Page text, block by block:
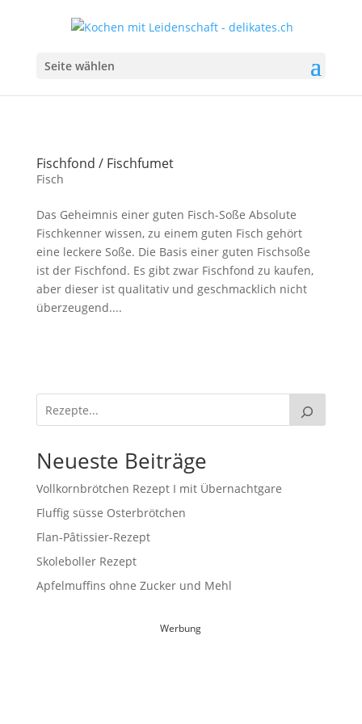
Seite wählen
Fischfond / Fischfumet
Fisch
Das Geheimnis einer guten Fisch-Soße Absolute
Fischkenner wissen, zu einem guten Fisch gehört
eine leckere Soße. Die Basis einer guten Fischsoße
ist der Fischfond. Es gibt zwar Fischfond zu kaufen,
aber dieser ist qualitativ und geschmacklich nicht
überzeugend....
Neueste Beiträge
Vollkornbrötchen Rezept I mit Übernachtgare
Fluffig süsse Osterbrötchen
Flan-Pâtissier-Rezept
Skoleboller Rezept
Apfelmuffins ohne Zucker und Mehl
Werbung